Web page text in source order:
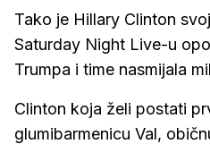
Tako je Hillary Clinton
Saturday Night Live-u
Trumpa i time nasmijala
Clinton koja želi postati
glumibarmenicu Val,